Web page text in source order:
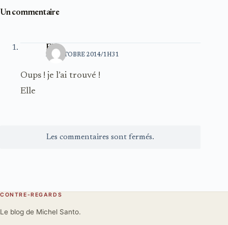
Un commentaire
Elle
28 OCTOBRE 2014/1H31
Oups ! je l’ai trouvé !
Elle
Les commentaires sont fermés.
CONTRE-REGARDS
Le blog de Michel Santo.